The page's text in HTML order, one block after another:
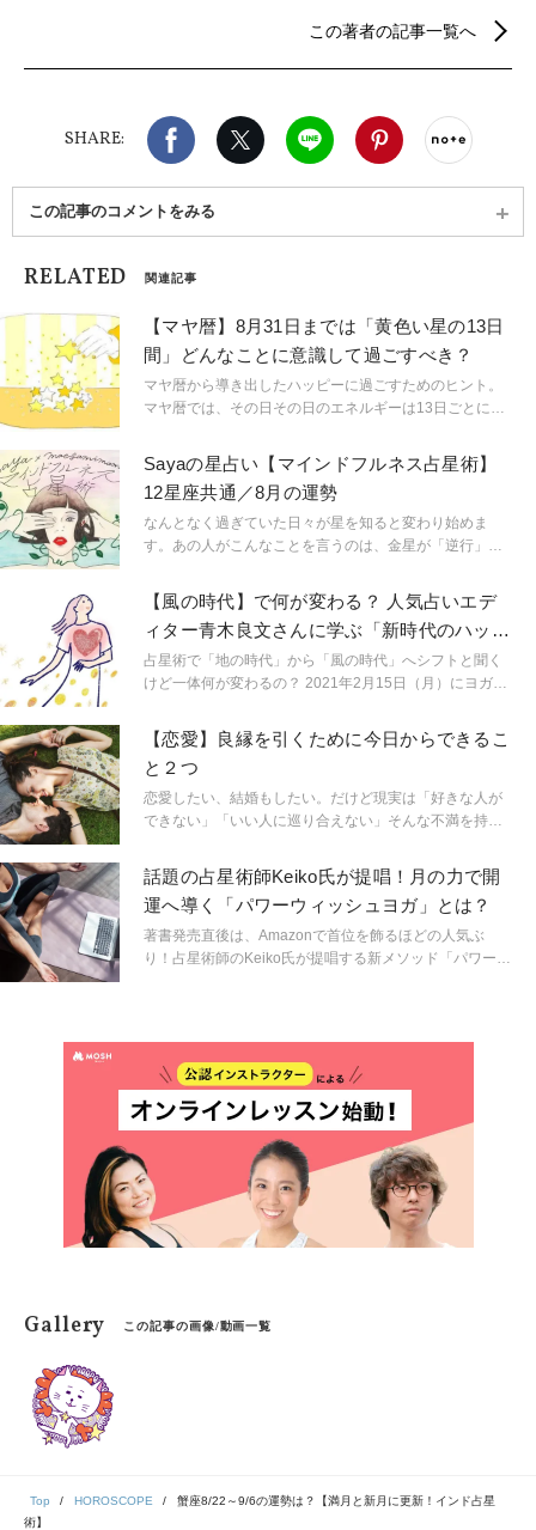
ガ手帳の制作販売を行っている。この著者の記事一覧へ
SHARE:
Facebook X（旧twitter）
LINE Pinterest
この記事のコメントをみる
RELATED 関連記事
【マヤ暦】8月31日までは「黄色い星の13日
間」どんなことに意識して過ごすべき？
マヤ暦から導き出したハッピーに過ごすためのヒント。
マヤ暦では、その日その日のエネルギーは13日ごとに区
すれば楽しく過ごせるの？」「おすすめのヨガポーズ
は？」13日ごとにお届けします！
Sayaの星占い【マインドフルネス占星術】
12星座共通／8月の運勢
なんとなく過ぎていた日々が星を知ると変わり始めま
す。あの人がこんなことを言うのは、金星が「逆行」し
い。こんなにも気持ちが盛り上がるのは満月だからと言
うように。星という眼鏡をもつことで、小さなささやき
や予兆にも気づき始め、「今、ここ」に集中できるよう
に。マインドフルに生きられるようになるのです。
「今、ここ」を生きるためのマインドフルネス占星術の
【風の時代】で何が変わる？ 人気占いエデ
ィター青木良文さんに学ぶ「新時代のハッピ
ーを呼ぶヒント」
占星術で「地の時代」から「風の時代」へシフトと聞く
けど一体何が変わるの？ 2021年2月15日（月）にヨガジ
ガライフアドバイザー渋木さやかさんＭＣのインスタラ
イブ＃SayaCafe】より、青木良文さんに伺った「風の時
代を心地よく生きるキーワード」をお届け！
【恋愛】良縁を引くために今日からできるこ
と２つ
恋愛したい、結婚もしたい。だけど現実は「好きな人が
できない」「いい人に巡り合えない」そんな不満を持っ
と出会える場に行くことが大事ですが、ではその「出会
いの場」で良いご縁を引けるようになるには？日々心掛
けたいポイントを考えてみました。
話題の占星術師Keiko氏が提唱！月の力で開
運へ導く「パワーウィッシュヨガ」とは？
著書発売直後は、Amazonで首位を飾るほどの人気ぶ
り！占星術師のKeiko氏が提唱する新メソッド「パワーウ
Gallery この記事の画像/動画一覧
Top HOROSCOPE
蟹座8/22～9/6の運勢は？【満月と新月に更新！インド占星
術】